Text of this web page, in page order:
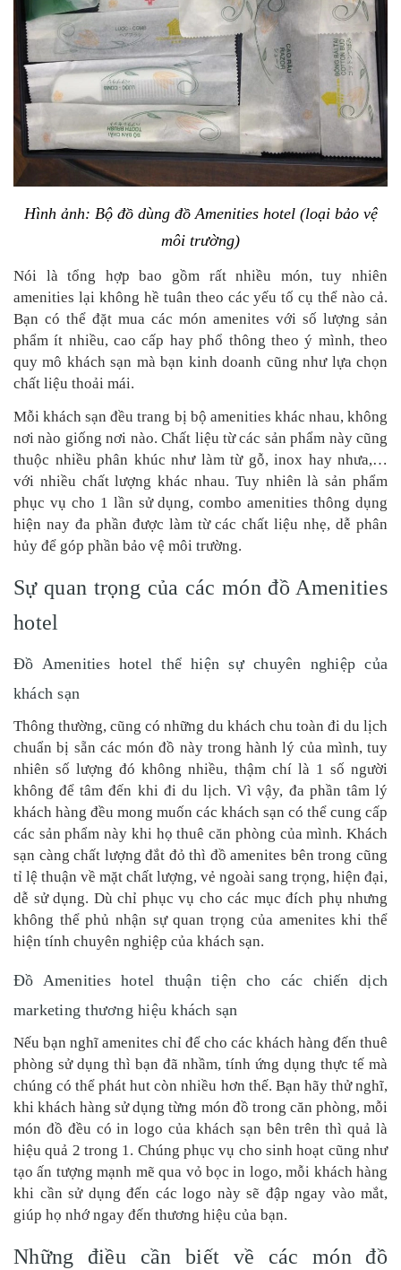
Hình ảnh: Bộ đồ dùng đồ Amenities hotel (loại bảo vệ
môi trường)
Nói là tổng hợp bao gồm rất nhiều món, tuy nhiên
amenities lại không hề tuân theo các yếu tố cụ thể nào cả.
Bạn có thể đặt mua các món amenites với số lượng sản
phẩm ít nhiều, cao cấp hay phổ thông theo ý mình, theo
quy mô khách sạn mà bạn kinh doanh cũng như lựa chọn
chất liệu thoải mái.
Mỗi khách sạn đều trang bị bộ amenities khác nhau, không
nơi nào giống nơi nào. Chất liệu từ các sản phẩm này cũng
thuộc nhiều phân khúc như làm từ gỗ, inox hay nhưa,…
với nhiều chất lượng khác nhau. Tuy nhiên là sản phẩm
phục vụ cho 1 lần sử dụng, combo amenities thông dụng
hiện nay đa phần được làm từ các chất liệu nhẹ, dễ phân
hủy để góp phần bảo vệ môi trường.
Sự quan trọng của các món đồ Amenities
hotel
Đồ Amenities hotel thể hiện sự chuyên nghiệp của
khách sạn
Thông thường, cũng có những du khách chu toàn đi du lịch
chuẩn bị sẵn các món đồ này trong hành lý của mình, tuy
nhiên số lượng đó không nhiều, thậm chí là 1 số người
không để tâm đến khi đi du lịch. Vì vậy, đa phần tâm lý
khách hàng đều mong muốn các khách sạn có thể cung cấp
các sản phẩm này khi họ thuê căn phòng của mình. Khách
sạn càng chất lượng đắt đỏ thì đồ amenites bên trong cũng
tỉ lệ thuận về mặt chất lượng, vẻ ngoài sang trọng, hiện đại,
dễ sử dụng. Dù chỉ phục vụ cho các mục đích phụ nhưng
không thể phủ nhận sự quan trọng của amenites khi thể
hiện tính chuyên nghiệp của khách sạn.
Đồ Amenities hotel thuận tiện cho các chiến dịch
marketing thương hiệu khách sạn
Nếu bạn nghĩ amenites chỉ để cho các khách hàng đến thuê
phòng sử dụng thì bạn đã nhầm, tính ứng dụng thực tế mà
chúng có thể phát hut còn nhiều hơn thế. Bạn hãy thử nghĩ,
khi khách hàng sử dụng từng món đồ trong căn phòng, mỗi
món đồ đều có in logo của khách sạn bên trên thì quả là
hiệu quả 2 trong 1. Chúng phục vụ cho sinh hoạt cũng như
tạo ấn tượng mạnh mẽ qua vỏ bọc in logo, mỗi khách hàng
khi cần sử dụng đến các logo này sẽ đập ngay vào mắt,
giúp họ nhớ ngay đến thương hiệu của bạn.
Những điều cần biết về các món đồ